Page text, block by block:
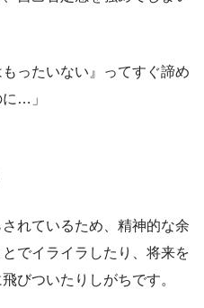
ったいない』ってすぐ諦め
…」
れているため、精神的な余
でイライラしたり、将来を
びついたりしがちです。